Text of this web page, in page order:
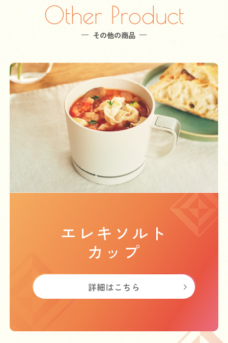
Other Product
その他の商品
エレキソルト
カップ
詳細はこちら